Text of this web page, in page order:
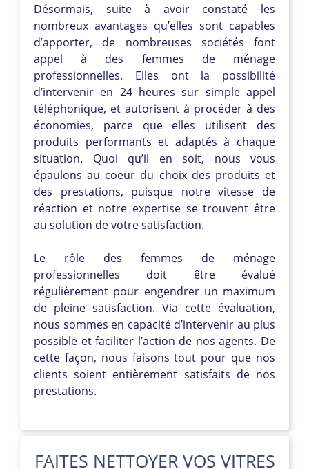
Désormais, suite à avoir constaté les
nombreux avantages qu’elles sont capables
d’apporter, de nombreuses sociétés font
appel à des femmes de ménage
professionnelles. Elles ont la possibilité
d’intervenir en 24 heures sur simple appel
téléphonique, et autorisent à procéder à des
économies, parce que elles utilisent des
produits performants et adaptés à chaque
situation. Quoi qu’il en soit, nous vous
épaulons au coeur du choix des produits et
des prestations, puisque notre vitesse de
réaction et notre expertise se trouvent être
au solution de votre satisfaction.
Le rôle des femmes de ménage
professionnelles doit être évalué
régulièrement pour engendrer un maximum
de pleine satisfaction. Via cette évaluation,
nous sommes en capacité d’intervenir au plus
possible et faciliter l’action de nos agents. De
cette façon, nous faisons tout pour que nos
clients soient entièrement satisfaits de nos
prestations.
FAITES NETTOYER VOS VITRES